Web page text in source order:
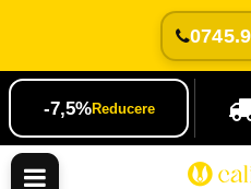
-7,5%Reducere